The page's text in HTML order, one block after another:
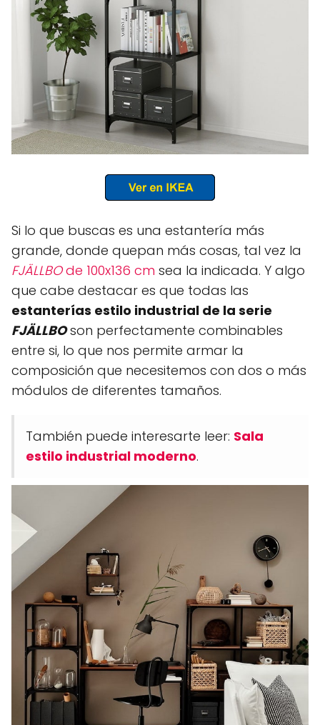
Si lo que buscas es una estantería más
grande, donde quepan más cosas, tal vez la
FJÄLLBOde 100x136 cm sea la indicada. Y algo
que cabe destacar es que todas las
estanterías estilo industrial de la serie
FJÄLLBOson perfectamente combinables
entre si, lo que nos permite armar la
composición que necesitemos con dos o más
módulos de diferentes tamaños.
También puede interesarte leer: Sala
estilo industrial moderno.